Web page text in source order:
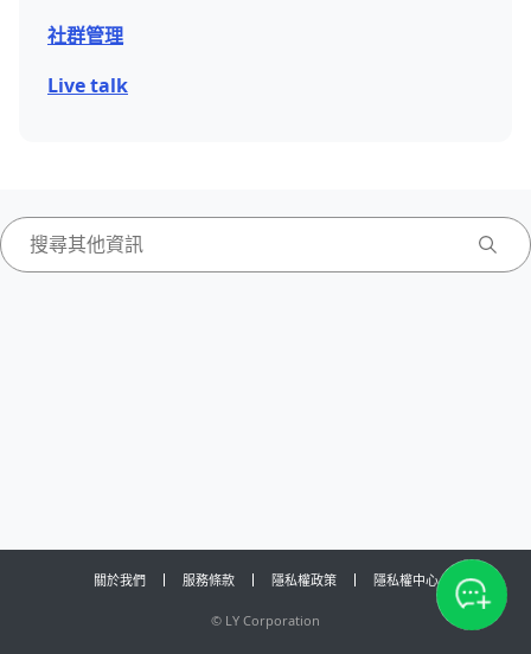
社群管理
Live talk
關於我們 服務條款 隱私權政策 隱私權中心
© LY Corporation